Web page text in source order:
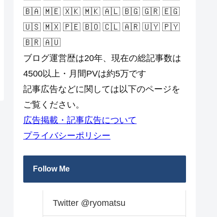
🇧🇦 🇲🇪 🇽🇰 🇲🇰 🇦🇱 🇧🇬 🇬🇷 🇪🇬
🇺🇸 🇲🇽 🇵🇪 🇧🇴 🇨🇱 🇦🇷 🇺🇾 🇵🇾
🇧🇷 🇦🇺
ブログ運営歴は20年、現在の総記事数は
4500以上・月間PVは約5万です
記事広告などに関しては以下のページを
ご覧ください。
広告掲載・記事広告について
プライバシーポリシー
Follow Me
Twitter @ryomatsu